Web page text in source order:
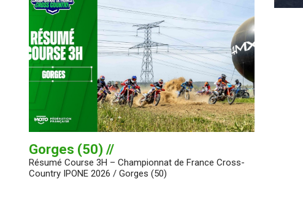
Gorges (50) //
Résumé Course 3H – Championnat de France Cross-
Country IPONE 2026 / Gorges (50)